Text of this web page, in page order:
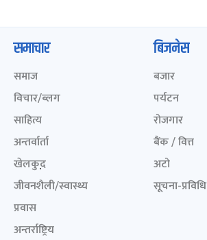
समाचार
समाज
विचार/ब्लग
साहित्य
अन्तर्वार्ता
खेलकुद़़
जीवनशैली/स्वास्थ्य
प्रवास
अन्तर्राष्ट्रिय
बिजनेस
बजार
पर्यटन
रोजगार
बैंक / वित्त
अटो
सूचना-प्रविधि